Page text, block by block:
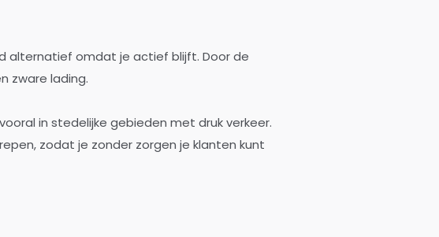
alternatief omdat je actief blijft. Door de
zware lading.
in stedelijke gebieden met druk verkeer.
zodat je zonder zorgen je klanten kunt